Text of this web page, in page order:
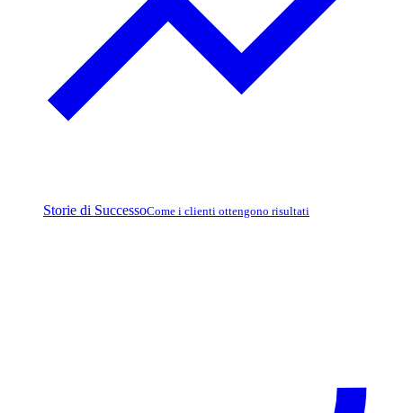
Storie di SuccessoCome i clienti ottengono risultati